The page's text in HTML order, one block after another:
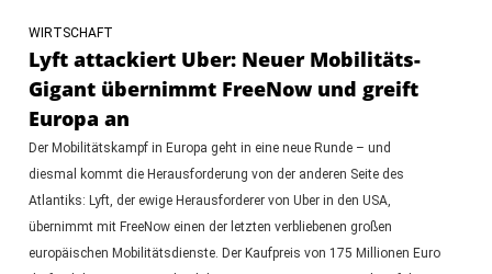
WIRTSCHAFT
Lyft attackiert Uber: Neuer Mobilitäts-
Gigant übernimmt FreeNow und greift
Europa an
Der Mobilitätskampf in Europa geht in eine neue Runde – und
diesmal kommt die Herausforderung von der anderen Seite des
Atlantiks: Lyft, der ewige Herausforderer von Uber in den USA,
übernimmt mit FreeNow einen der letzten verbliebenen großen
europäischen Mobilitätsdienste. Der Kaufpreis von 175 Millionen Euro